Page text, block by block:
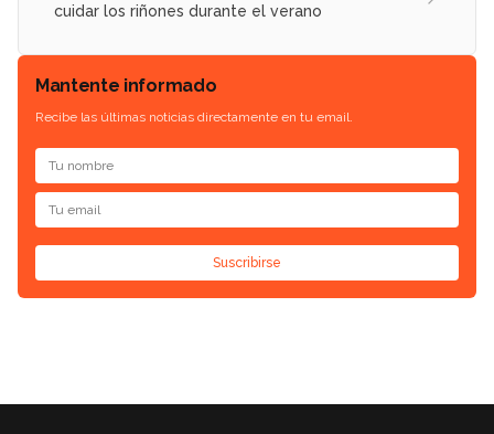
cuidar los riñones durante el verano
Mantente informado
Recibe las últimas noticias directamente en tu email.
Suscribirse